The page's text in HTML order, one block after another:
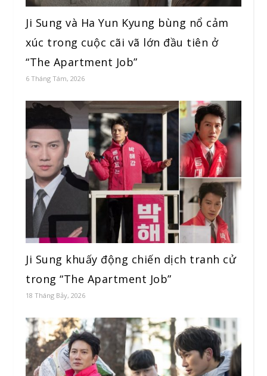
Ji Sung và Ha Yun Kyung bùng nổ cảm
xúc trong cuộc cãi vã lớn đầu tiên ở
“The Apartment Job”
6 Tháng Tám, 2026
Ji Sung khuấy động chiến dịch tranh cử
trong “The Apartment Job”
18 Tháng Bảy, 2026